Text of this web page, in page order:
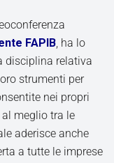
FAPIB, ha lo
disciplina relativa
strumenti per
nei propri
meglio tra le
aderisce anche
a tutte le imprese